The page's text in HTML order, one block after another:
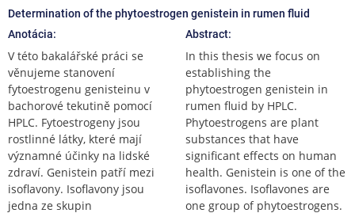
Determination of the phytoestrogen genistein in rumen fluid
Anotácia:
V této bakalářské práci se
věnujeme stanovení
fytoestrogenu genisteinu v
bachorové tekutině pomocí
HPLC. Fytoestrogeny jsou
rostlinné látky, které mají
významné účinky na lidské
zdraví. Genistein patří mezi
isoflavony. Isoflavony jsou
jedna ze skupin
Abstract:
In this thesis we focus on
establishing the
phytoestrogen genistein in
rumen fluid by HPLC.
Phytoestrogens are plant
substances that have
significant effects on human
health. Genistein is one of the
isoflavones. Isoflavones are
one group of phytoestrogens.